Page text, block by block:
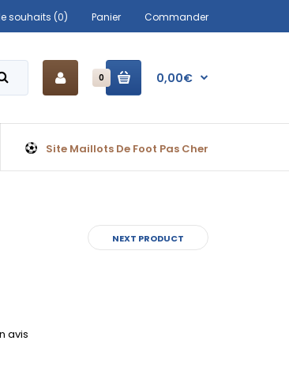
souhaits (0) Panier Commander
0 0,00€
Site Maillots De Foot Pas Cher
NEXT PRODUCT
avis